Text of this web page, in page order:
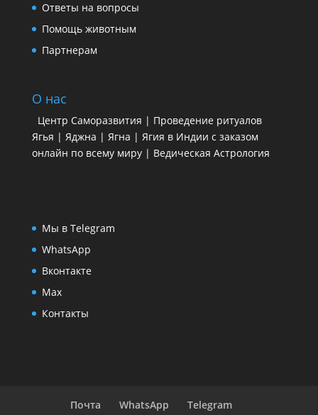
Ответы на вопросы
Помощь животным
Партнерам
О нас
Центр Саморазвития | Проведение ритуалов
Ягья | Яджна | Ягна | Ягия в Индии с заказом
онлайн по всему миру | Ведическая Астрология
Мы в Telegram
WhatsApp
Вконтакте
Max
Контакты
Почта WhatsApp
Telegram